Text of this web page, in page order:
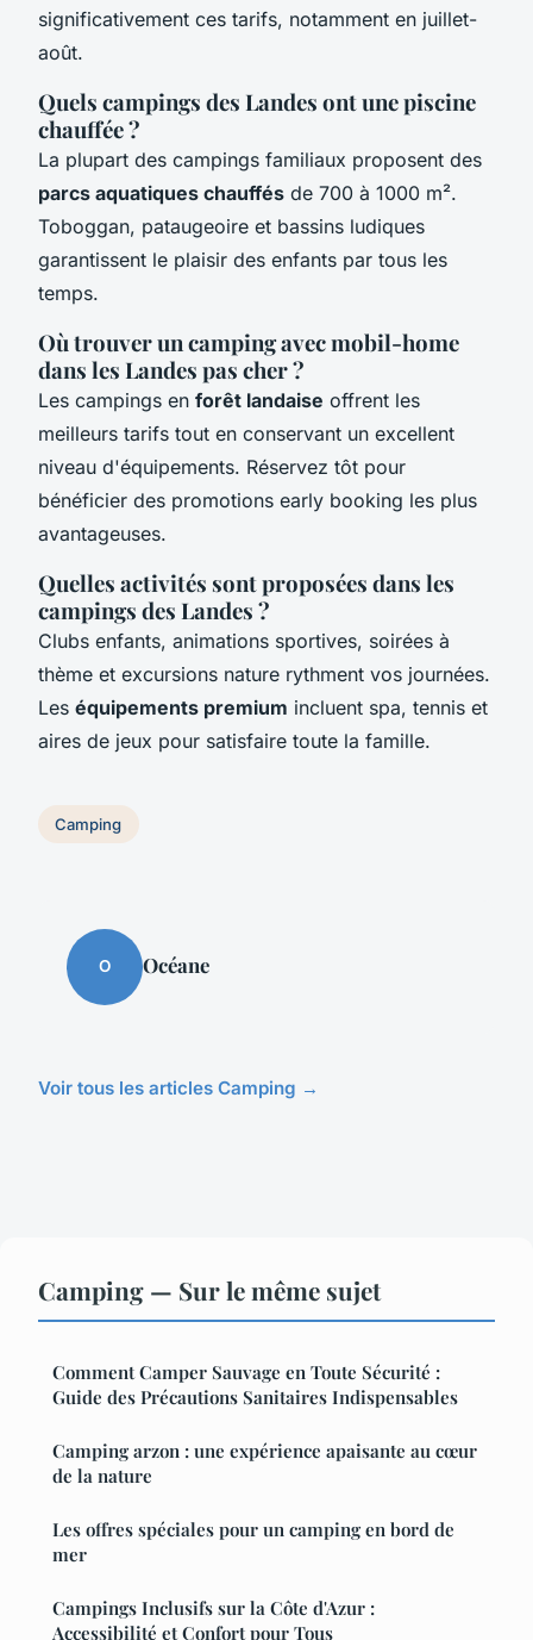
significativement ces tarifs, notamment en juillet-
août.
Quels campings des Landes ont une piscine
chauffée ?
La plupart des campings familiaux proposent des
parcs aquatiques chauffés de 700 à 1000 m².
Toboggan, pataugeoire et bassins ludiques
garantissent le plaisir des enfants par tous les
temps.
Où trouver un camping avec mobil-home
dans les Landes pas cher ?
Les campings en forêt landaise offrent les
meilleurs tarifs tout en conservant un excellent
niveau d'équipements. Réservez tôt pour
bénéficier des promotions early booking les plus
avantageuses.
Quelles activités sont proposées dans les
campings des Landes ?
Clubs enfants, animations sportives, soirées à
thème et excursions nature rythment vos journées.
Les équipements premium incluent spa, tennis et
aires de jeux pour satisfaire toute la famille.
Camping
O Océane
Voir tous les articles Camping →
Camping — Sur le même sujet
Comment Camper Sauvage en Toute Sécurité :
Guide des Précautions Sanitaires Indispensables
Camping arzon : une expérience apaisante au cœur
de la nature
Les offres spéciales pour un camping en bord de
mer
Campings Inclusifs sur la Côte d'Azur :
Accessibilité et Confort pour Tous